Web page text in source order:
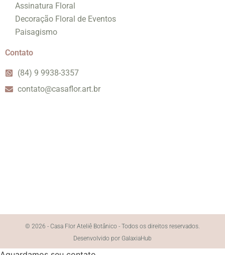
Assinatura Floral
Decoração Floral de Eventos
Paisagismo
Contato
(84) 9 9938-3357
contato@casaflor.art.br
© 2026 - Casa Flor Ateliê Botânico - Todos os direitos reservados.
Desenvolvido por GalaxiaHub